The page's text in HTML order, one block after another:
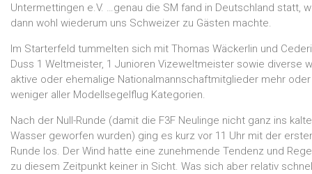
Untermettingen e.V. …genau die SM fand in Deutschland statt,
dann wohl wiederum uns Schweizer zu Gästen machte.
Im Starterfeld tummelten sich mit Thomas Wäckerlin und
Duss 1 Weltmeister, 1 Junioren Vizeweltmeister sowie diverse
aktive oder ehemalige Nationalmannschaftmitglieder mehr oder
weniger aller Modellsegelflug Kategorien.
Nach der Null-Runde (damit die F3F Neulinge nicht ganz ins kalte
Wasser geworfen wurden) ging es kurz vor 11 Uhr mit der
Runde los. Der Wind hatte eine zunehmende Tendenz und
zu diesem Zeitpunkt keiner in Sicht. Was sich aber relativ